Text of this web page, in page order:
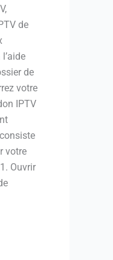
de
de
votre
IPTV
votre
Ouvrir